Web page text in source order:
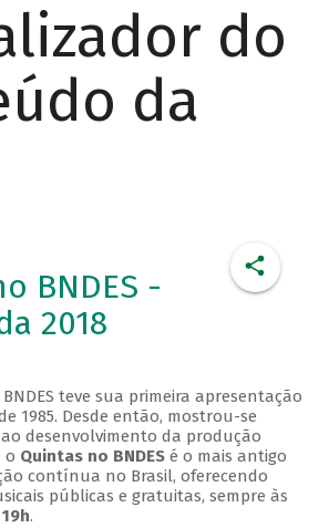
do
da
BNDES -
2018
teve sua primeira apresentação
1985. Desde então, mostrou-se
desenvolvimento da produção
o Quintas no BNDESé o mais antigo
contínua no Brasil, oferecendo
públicas e gratuitas, sempre às
.